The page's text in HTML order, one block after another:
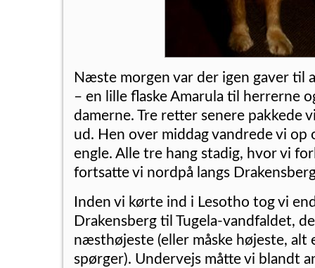
Næste morgen var der igen gaver til
– en lille flaske Amarula til herrerne
damerne. Tre retter senere pakkede
ud. Hen over middag vandrede vi op
engle. Alle tre hang stadig, hvor vi
fortsatte vi nordpå langs
Inden vi kørte ind i Lesotho tog vi
Drakensberg til Tugela-vandfaldet,
næsthøjeste (eller måske højeste, alt
spørger). Undervejs måtte vi blandt